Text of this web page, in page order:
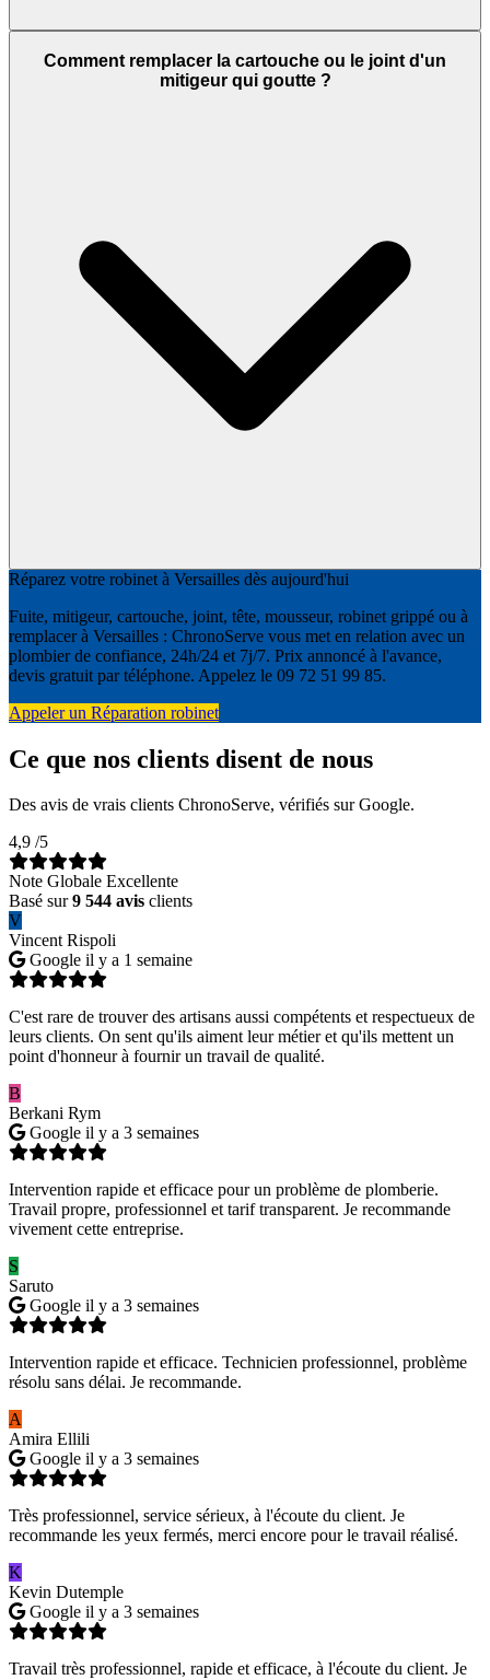
Comment remplacer la cartouche ou le joint d'un
mitigeur qui goutte ?
Réparez votre robinet à Versailles dès aujourd'hui
Fuite, mitigeur, cartouche, joint, tête, mousseur, robinet grippé ou à
remplacer à Versailles : ChronoServe vous met en relation avec un
plombier de confiance, 24h/24 et 7j/7. Prix annoncé à l'avance,
devis gratuit par téléphone. Appelez le 09 72 51 99 85.
Appeler un Réparation robinet
Ce que nos clients disent de nous
Des avis de vrais clients ChronoServe, vérifiés sur Google.
4,9 /5
Note Globale Excellente
Basé sur9 544 avis clients
V
Vincent Rispoli
Google il y a 1 semaine
C'est rare de trouver des artisans aussi compétents et respectueux de
leurs clients. On sent qu'ils aiment leur métier et qu'ils mettent un
point d'honneur à fournir un travail de qualité.
B
Berkani Rym
Google il y a 3 semaines
Intervention rapide et efficace pour un problème de plomberie.
Travail propre, professionnel et tarif transparent. Je recommande
vivement cette entreprise.
S
Saruto
Google il y a 3 semaines
Intervention rapide et efficace. Technicien professionnel, problème
résolu sans délai. Je recommande.
A
Amira Ellili
Google il y a 3 semaines
Très professionnel, service sérieux, à l'écoute du client. Je
recommande les yeux fermés, merci encore pour le travail réalisé.
K
Kevin Dutemple
Google il y a 3 semaines
Travail très professionnel, rapide et efficace, à l'écoute du client. Je